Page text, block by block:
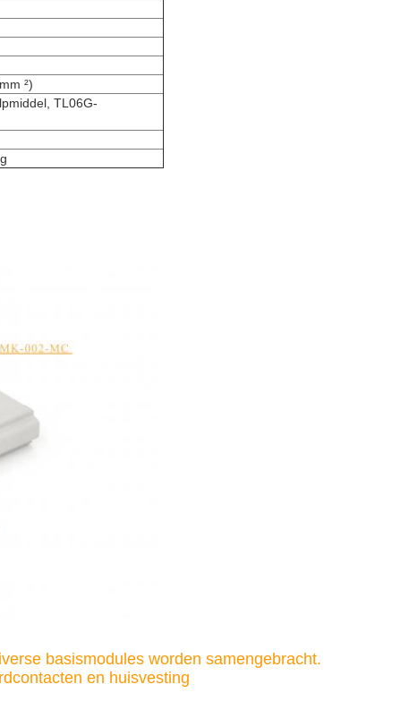
²)
TL06G-
basismodules worden samengebracht.
en huisvesting